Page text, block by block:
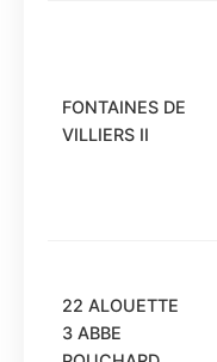
FONTAINES DE
VILLIERS II
22 ALOUETTE
3 ABBE